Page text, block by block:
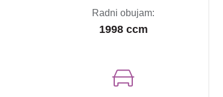
Radni obujam:
1998 ccm